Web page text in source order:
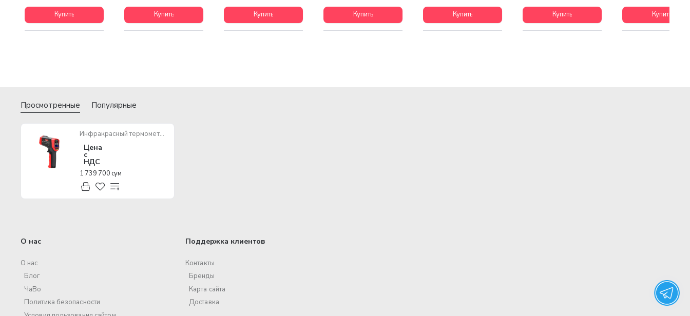
Купить Купить Купить Купить Купить Купить Купить
Просмотренные Популярные
Инфракрасный термометр UNI-T UT302A+
Цена
с
НДС
1 739 700 сум
О нас
О нас
Блог
ЧаВо
Политика безопасности
Поддержка клиентов
Контакты
Бренды
Карта сайта
Доставка